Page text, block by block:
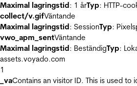
Maximal lagringstid: 1 årTyp: HTTP-
collect/v.gifVäntande
Maximal lagringstid: SessionTyp:
vwo_apm_sentVäntande
Maximal lagringstid: BeständigTyp:
assets.voyado.com
1
_vaContains an visitor ID. This is used